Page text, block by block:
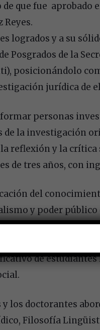
que fue aprobado
Reyes.
logrados y a su
Posgrados de la
posicionándolo
jurídica de
personas
de la investigación
reflexión y la crítica
de tres años, con
del
y poder
en la
Dr. Díaz Reyes
de
los doctorantes
Filosofía